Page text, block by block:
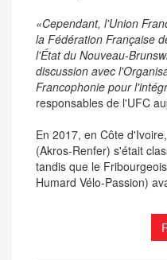
«Cependant, l'Union
la Fédération Française
l'État du Nouveau-
discussion avec
Francophonie pour
responsables de l'UFC
En 2017, en Côte
(Akros-Renfer) s'était
tandis que le
Humard Vélo-Passion)